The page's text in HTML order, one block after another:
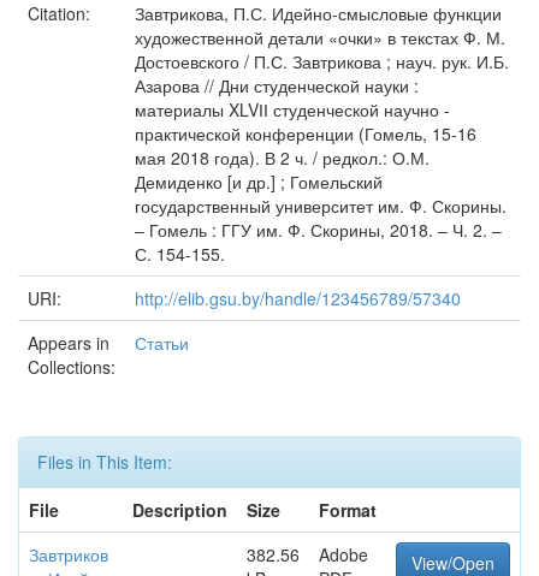
Citation:
Завтрикова, П.С. Идейно-смысловые функции
художественной детали «очки» в текстах Ф. М.
Достоевского / П.С. Завтрикова ; науч. рук. И.Б.
Азарова // Дни студенческой науки :
материалы XLVІІ студенческой научно -
практической конференции (Гомель, 15-16
мая 2018 года). В 2 ч. / редкол.: О.М.
Демиденко [и др.] ; Гомельский
государственный университет им. Ф. Скорины.
– Гомель : ГГУ им. Ф. Скорины, 2018. – Ч. 2. –
С. 154-155.
URI:
http://elib.gsu.by/handle/123456789/57340
Appears in
Collections:
Статьи
Files in This Item:
File
Description Size
Format
Завтриков
382.56
Adobe
View/Open